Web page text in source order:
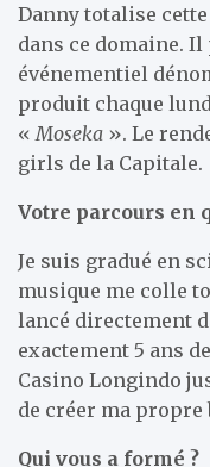
Danny totalise
dans ce domaine.
événementiel
produit chaque
« Moseka ». Le
girls de la Capitale.
Votre parcours en
Je suis gradué en
musique me colle
lancé directement
exactement 5 ans
Casino Longindo
de créer ma propre
Qui vous a formé ?